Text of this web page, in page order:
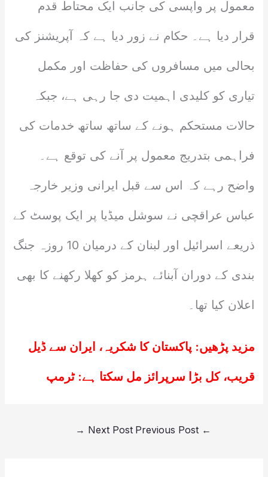
معمول پر واپسی کی جانب ایک محتاط قدم
قرار دیا ہے۔ حکام نے زور دیا ہے کہ آپریشنز کی
بحالی میں مسافروں کی حفاظت اور مکمل
تیاری کو کلیدی اہمیت دی جا رہی ہے، جبکہ
حالات مستحکم ہونے کے ساتھ ساتھ خدمات کی
فراہمی بتدریج معمول پر آنے کی توقع ہے۔
واضح رہے کہ اس سے قبل ایرانی وزیر خارجہ
عباس عراقچی نے سوشل میڈیا پر ایک پوسٹ کے
ذریعے اسرائیل اور لبنان کے درمیان 10 روزہ جنگ
بندی کے دوران آبنائے ہرمز کو کھلا رکھنے کا بھی
اعلان کیا تھا۔
مزید پڑھیں: پاکستان کا شکریہ، ایران سے ڈیل
قریب، کل بڑا سرپرائز مل سکتا ہے: ٹرمپ
←
Next Post
→